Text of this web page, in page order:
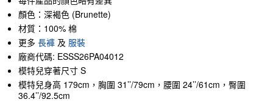
顏色：深褐色 (Brunette)
材質：100% 棉
更多 長褲 及 服裝
廠商代碼: ESSS26PA04012
模特兒穿著尺寸 S
模特兒身高 179cm，胸圍 31’’/79cm，腰圍 24’’/61cm，臀圍
36.4’’/92.5cm